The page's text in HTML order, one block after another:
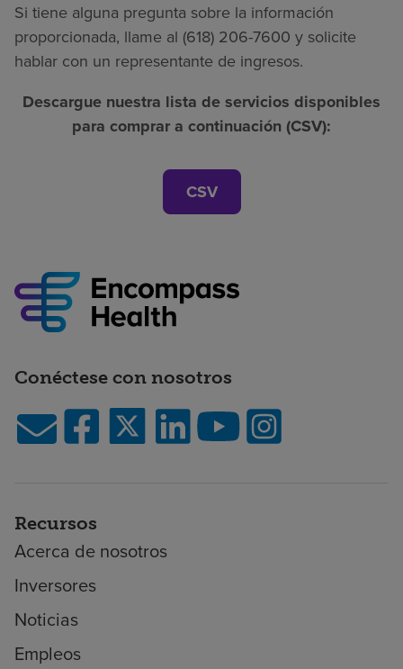
Si tiene alguna pregunta sobre la información
proporcionada, llame al (618) 206-7600 y solicite
hablar con un representante de ingresos.
Descargue nuestra lista de servicios disponibles
para comprar a continuación (CSV):
CSV
Conéctese con nosotros
Recursos
Acerca de nosotros
Inversores
Noticias
Empleos